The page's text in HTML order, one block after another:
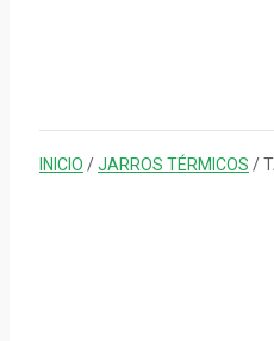
INICIO /JARROS TÉRMICOS /